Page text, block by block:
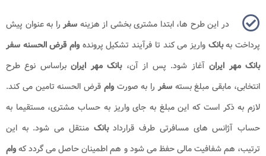
در این طرح ها، ابتدا مشتری بخشی از هزینه سفررا به عنوان پیش
پرداخت بهبانک واریز می کند تا فرآیند تشکیل پرونده وام قرض الحسنه سفر
بانک مهر ایرانآغاز شود. پس از آن،بانک مهر ایرانبراساس نوع طرح
انتخابی، مابقی مبلغ بستهسفر را به صورتوام قرض الحسنه تامین می کند.
لازم به ذکر است که این مبلغ به جای واریز به حساب مشتری، مستقیما به
حساب آژانس های مسافرتی طرف قراردادبانک منتقل می شود. به این
ترتیب، هم شفافیت مالی حفظ می شود و هم اطمینان حاصل می گردد کهوام